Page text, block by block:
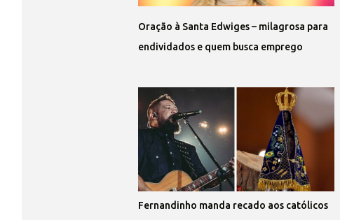
Oração à Santa Edwiges – milagrosa para
endividados e quem busca emprego
Fernandinho manda recado aos católicos